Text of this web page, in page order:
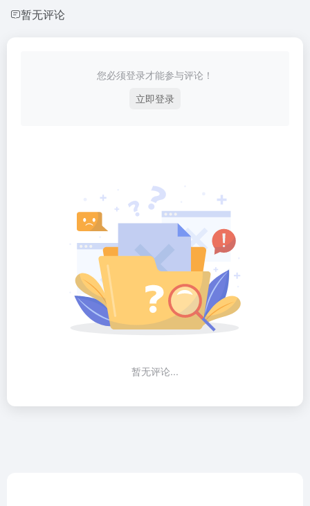
暂无评论
您必须登录才能参与评论！
立即登录
暂无评论...